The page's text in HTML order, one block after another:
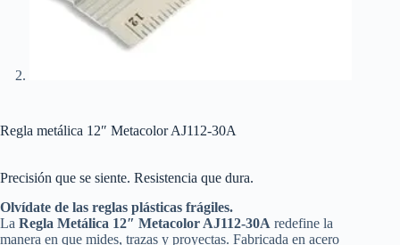
Regla metálica 12″ Metacolor AJ112-30A
Precisión que se siente. Resistencia que dura.
Olvídate de las reglas plásticas frágiles.
La Regla Metálica 12″ Metacolor AJ112-30A redefine la
manera en que mides, trazas y proyectas. Fabricada en acero